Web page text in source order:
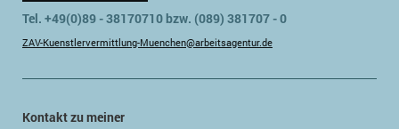
Tel. +49(0)89 - 38170710 bzw. (089) 381707 - 0
ZAV-Kuenstlervermittlung-Muenchen@arbeitsagentur.de
Kontakt zu meiner